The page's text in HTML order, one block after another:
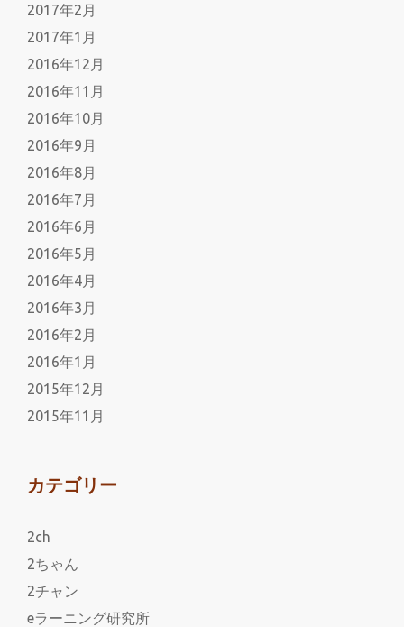
2017年2月
2017年1月
2016年12月
2016年11月
2016年10月
2016年9月
2016年8月
2016年7月
2016年6月
2016年5月
2016年4月
2016年3月
2016年2月
2016年1月
2015年12月
2015年11月
カテゴリー
2ch
2ちゃん
2チャン
eラーニング研究所